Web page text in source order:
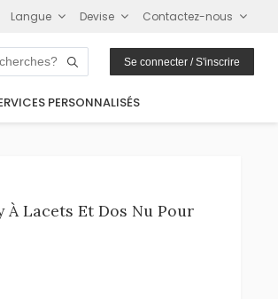
Langue Devise Contactez-nous
Se connecter / S'inscrire
PERSONNALISÉS
Lacets Et Dos Nu Pour